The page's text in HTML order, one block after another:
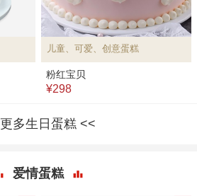
儿童、可爱、创意蛋糕
粉红宝贝
¥298
更多生日蛋糕
爱情蛋糕